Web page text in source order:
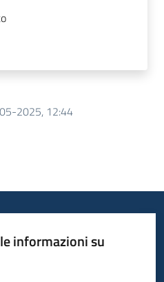
2025, 12:44
informazioni su